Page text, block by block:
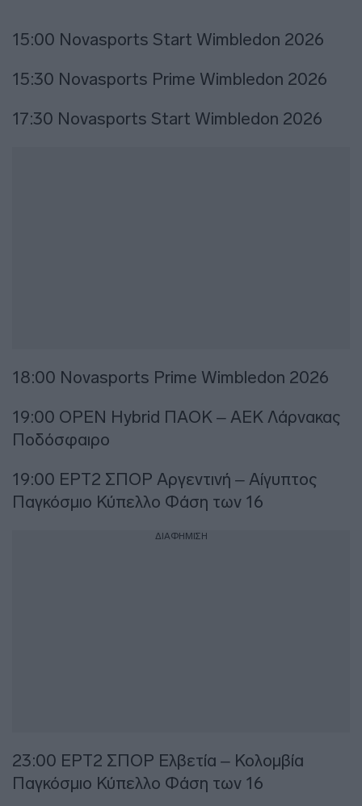
15:00 Novasports Start Wimbledon 2026
15:30 Novasports Prime Wimbledon 2026
17:30 Novasports Start Wimbledon 2026
18:00 Novasports Prime Wimbledon 2026
19:00 OPEN Hybrid ΠΑΟΚ – ΑΕΚ Λάρνακας
Ποδόσφαιρο
19:00 ΕΡΤ2 ΣΠΟΡ Αργεντινή – Αίγυπτος
Παγκόσμιο Κύπελλο Φάση των 16
ΔΙΑΦΗΜΙΣΗ
23:00 ΕΡΤ2 ΣΠΟΡ Ελβετία – Κολομβία
Παγκόσμιο Κύπελλο Φάση των 16